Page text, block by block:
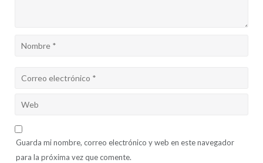
Guarda mi nombre, correo electrónico y web en este navegador
para la próxima vez que comente.